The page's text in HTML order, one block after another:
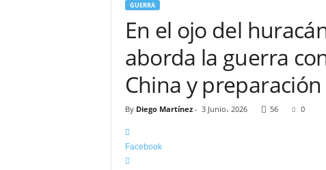
GUERRA
En el ojo del
aborda la guerra
China y
By Diego Martínez- 3 Junio، 2026 56 0
Facebook